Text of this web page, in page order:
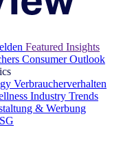
Featured Insights
Consumer Outlook
Verbraucherverhalten
Industry Trends
& Werbung